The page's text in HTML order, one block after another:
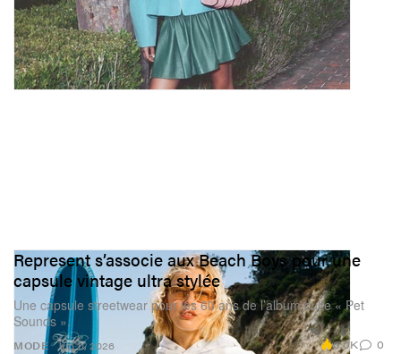
MODE
Represent s’associe aux Beach Boys pour une
capsule vintage ultra stylée
Une capsule streetwear pour les 60 ans de l’album culte « Pet
Sounds ».
Jun 11, 2026 6.0K 0